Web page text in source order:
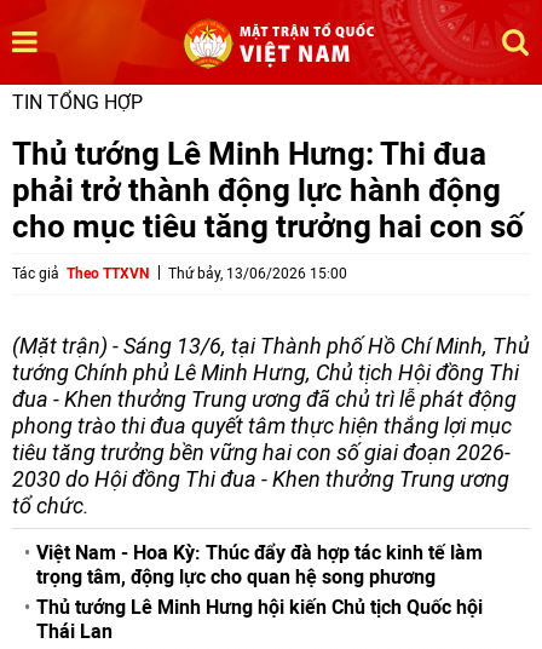
TIN TỔNG HỢP
Thủ tướng Lê Minh Hưng: Thi đua
phải trở thành động lực hành động
cho mục tiêu tăng trưởng hai con số
Tác giả Theo TTXVN Thứ bảy, 13/06/2026 15:00
(Mặt trận) - Sáng 13/6, tại Thành phố Hồ Chí Minh, Thủ
tướng Chính phủ Lê Minh Hưng, Chủ tịch Hội đồng Thi
đua - Khen thưởng Trung ương đã chủ trì lễ phát động
phong trào thi đua quyết tâm thực hiện thắng lợi mục
tiêu tăng trưởng bền vững hai con số giai đoạn 2026-
2030 do Hội đồng Thi đua - Khen thưởng Trung ương
tổ chức.
Việt Nam - Hoa Kỳ: Thúc đẩy đà hợp tác kinh tế làm
trọng tâm, động lực cho quan hệ song phương
Thủ tướng Lê Minh Hưng hội kiến Chủ tịch Quốc hội
Thái Lan